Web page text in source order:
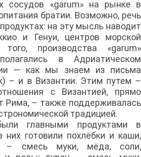
сосудов «garum» на рынке в
братии. Возможно, речь
на эту мысль наводит
и Генуи, центров морской
производства «garum»
в Адриатическом
— как мы знаем из письма
– и в Византии. Этим путем –
с Византией, прямо
Рима, – также поддерживалась
традицией.
главными продуктами в
готовили похлёбки и каши,
– смесь муки, мёда, соли,